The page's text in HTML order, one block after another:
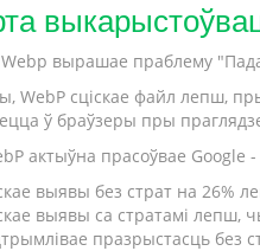
вырашае праблему
WebP сціскае файл лепш,
ў браўзеры пры
актыўна прасоўвае Google
выявы без страт на 26%
выявы са стратамі лепш,
празрыстасць без